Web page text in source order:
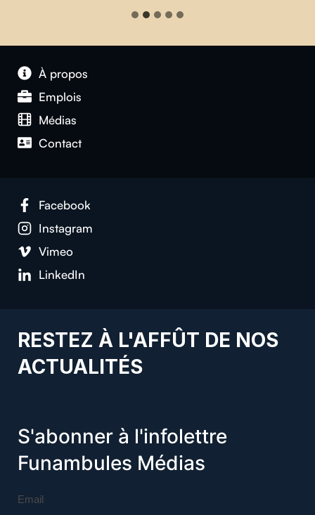
À propos
Emplois
Médias
Contact
Facebook
Instagram
Vimeo
LinkedIn
RESTEZ À L'AFFÛT DE NOS
ACTUALITÉS
S'abonner à l'infolettre
Funambules Médias
Email